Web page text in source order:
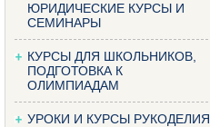
ЮРИДИЧЕСКИЕ КУРСЫ И
СЕМИНАРЫ
КУРСЫ ДЛЯ ШКОЛЬНИКОВ,
ПОДГОТОВКА К
ОЛИМПИАДАМ
УРОКИ И КУРСЫ РУКОДЕЛИЯ